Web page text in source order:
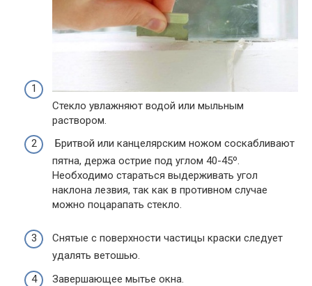
Стекло увлажняют водой или мыльным
раствором.
Бритвой или канцелярским ножом соскабливают
пятна, держа острие под углом 40-45º.
Необходимо стараться выдерживать угол
наклона лезвия, так как в противном случае
можно поцарапать стекло.
Снятые с поверхности частицы краски следует
удалять ветошью.
Завершающее мытье окна.